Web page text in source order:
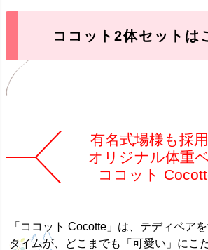
ココット2体セットは
有名式場様も採用
オリジナル体重
ココット
「ココット Cocotte」は、テディベア
タイムが、どこまでも「可愛い」にこ